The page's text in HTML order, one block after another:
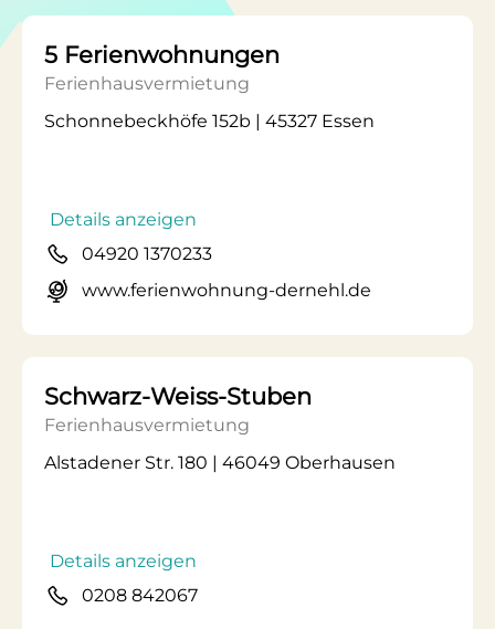
5 Ferienwohnungen
Ferienhausvermietung
Schonnebeckhöfe 152b | 45327 Essen
Details anzeigen
04920 1370233
www.ferienwohnung-dernehl.de
Schwarz-Weiss-Stuben
Ferienhausvermietung
Alstadener Str. 180 | 46049 Oberhausen
Details anzeigen
0208 842067